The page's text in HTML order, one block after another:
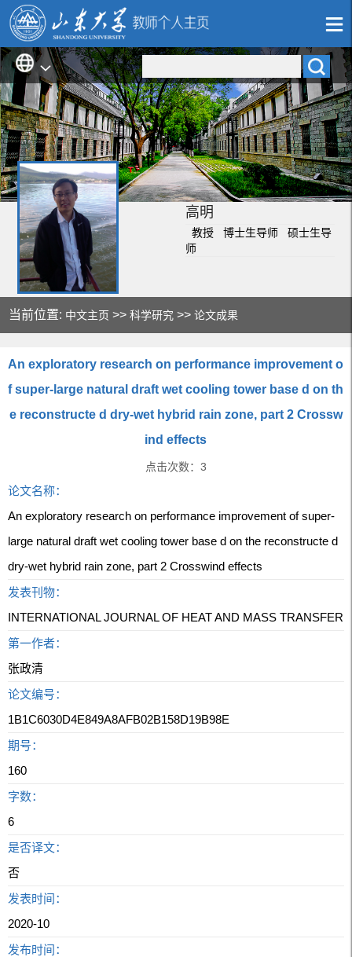
高明
教授 博士生导师 硕士生导
师
当前位置: 中文主页 >>科学研究 >>论文成果
An exploratory research on performance improvement o
f super-large natural draft wet cooling tower base d on th
e reconstructe d dry-wet hybrid rain zone, part 2 Crossw
ind effects
点击次数： 3
论文名称：
An exploratory research on performance improvement of super-
large natural draft wet cooling tower base d on the reconstructe d
dry-wet hybrid rain zone, part 2 Crosswind effects
发表刊物：
INTERNATIONAL JOURNAL OF HEAT AND MASS TRANSFER
第一作者：
张政清
论文编号：
1B1C6030D4E849A8AFB02B158D19B98E
期号：
160
字数：
6
是否译文：
否
发表时间：
2020-10
发布时间：